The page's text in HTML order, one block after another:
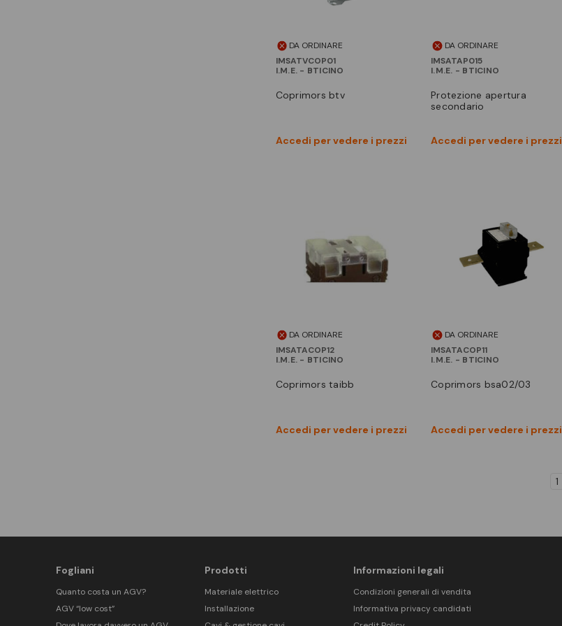
DA ORDINARE
IMSATVCOP01
I.M.E. - BTICINO
coprimors btv
Accedi per vedere i prezzi
Confronta
DA ORDINARE
IMSATAP015
I.M.E. - BTICINO
protezione apertura
secondario
Accedi per vedere i prezzi
Vedi prodotto
Confronta
DA ORDINARE
IMSATACOP12
I.M.E. - BTICINO
coprimors taibb
Accedi per vedere i prezzi
Confronta
DA ORDINARE
IMSATACOP11
I.M.E. - BTICINO
coprimors bsa02/03
Accedi per vedere i prezzi
Confronta
1
Fogliani
Quanto costa un AGV?
AGV “low cost”
Prodotti
Materiale elettrico
Installazione
Informazioni legali
Condizioni generali di vendita
Informativa privacy candidati